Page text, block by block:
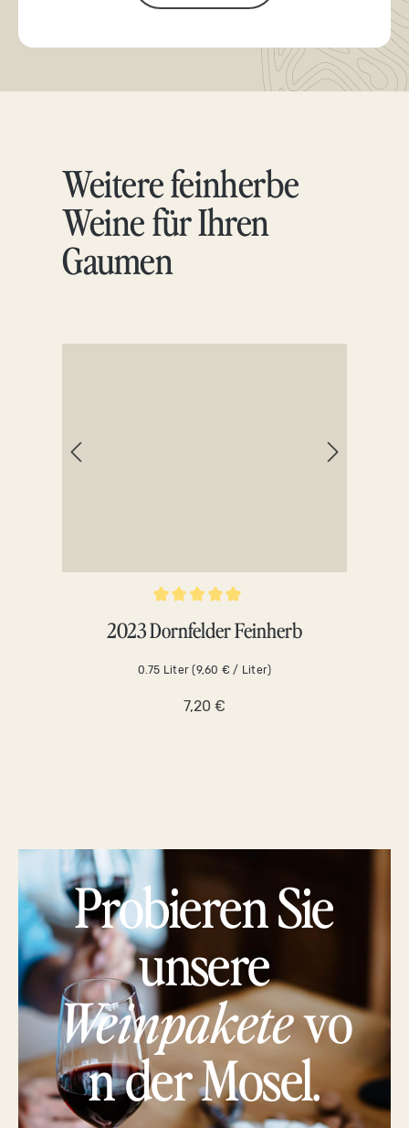
Produktgalerie überspringen
Weitere feinherbe
Weine für Ihren
Gaumen
Durchschnittliche Bewertung von 5 von 5 Sternen
2023 Dornfelder Feinherb
0.75 Liter(9,60 € / Liter)
7,20 €
Probieren Sie
unsere
Weinpaketevo
n der Mosel.